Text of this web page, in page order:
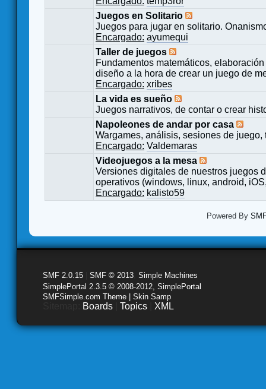
Juegos en Solitario
Juegos para jugar en solitario.
Encargado: ayumequi
Taller de juegos
Fundamentos matemáticos,
diseño a la hora de crear un juego de
Encargado: xribes
La vida es sueño
Juegos narrativos, de contar o crear
Napoleones de andar por casa
Wargames, análisis, sesiones de
Encargado: Valdemaras
Videojuegos a la mesa
Versiones digitales de nuestros juegos
operativos (windows, linux, android,
Encargado: kalisto59
Powered By
SMF 2.0.15 SMF © 2013 Simple Machines
SimplePortal 2.3.5 © 2008-2012, SimplePortal
SMFSimple.com Theme | Skin Samp
Boards Topics XML